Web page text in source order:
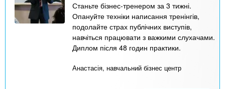
Станьте бізнес-тренером за 3 тижні.
Опануйте техніки написання тренінгів,
подолайте страх публічних виступів,
навчіться працювати з важкими слухачами.
Диплом після 48 годин практики.
Анастасія, навчальний бізнес центр